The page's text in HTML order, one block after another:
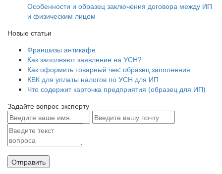
Особенности и образец заключения договора между ИП
и физическим лицом
Новые статьи
Франшизы антикафе
Как заполняют заявление на УСН?
Как оформить товарный чек: образец заполнения
КБК для уплаты налогов по УСН для ИП
Что содержит карточка предприятия (образец для ИП)
Задайте вопрос эксперту